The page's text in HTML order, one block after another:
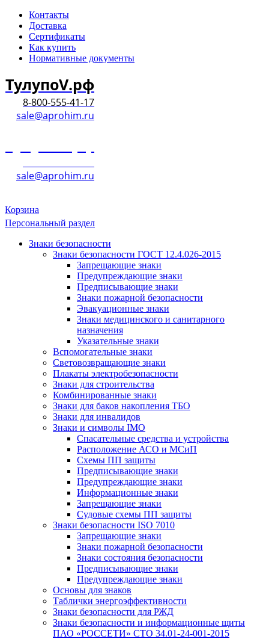
Контакты
Доставка
Сертификаты
Как купить
Нормативные документы
ТулупоV.рф
8-800-555-41-17
sale@aprohim.ru
sale@aprohim.ru
Корзина
Персональный раздел
Знаки безопасности
Знаки безопасности ГОСТ 12.4.026-2015
Запрещающие знаки
Предупреждающие знаки
Предписывающие знаки
Знаки пожарной безопасности
Эвакуационные знаки
Знаки медицинского и санитарного
назначения
Указательные знаки
Вспомогательные знаки
Световозвращающие знаки
Плакаты электробезопасности
Знаки для строительства
Комбинированные знаки
Знаки для баков накопления ТБО
Знаки для инвалидов
Знаки и символы IMO
Спасательные средства и устройства
Расположение АСО и МСиП
Схемы ПП защиты
Предписывающие знаки
Предупреждающие знаки
Информационные знаки
Запрещающие знаки
Судовые схемы ПП защиты
Знаки безопасности ISO 7010
Запрещающие знаки
Знаки пожарной безопасности
Знаки состояния безопасности
Предписывающие знаки
Предупреждающие знаки
Основы для знаков
Таблички энергоэффективности
Знаки безопасности для РЖД
Знаки безопасности и информационные щиты
ПАО «РОССЕТИ» СТО 34.01-24-001-2015